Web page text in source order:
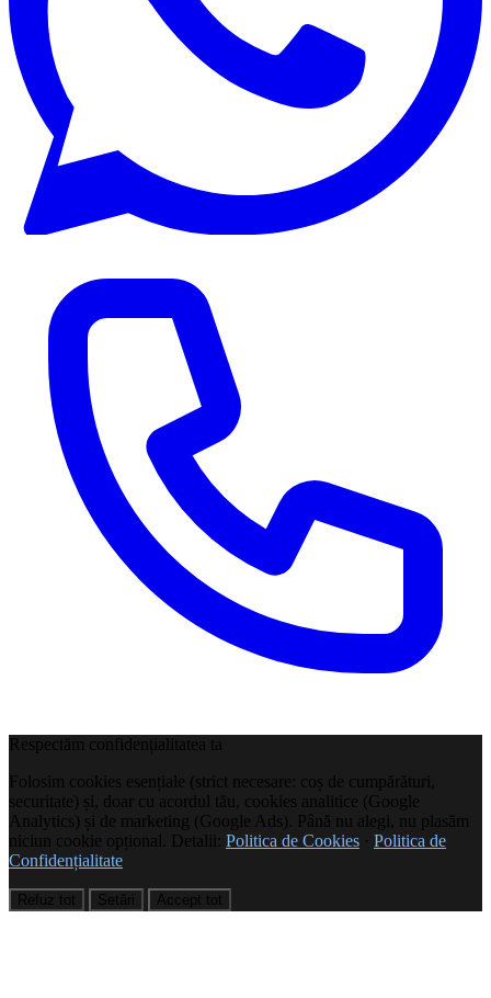
Respectăm confidențialitatea ta
Folosim cookies esențiale (strict necesare: coș de cumpărături,
securitate) și, doar cu acordul tău, cookies analitice (Google
Analytics) și de marketing (Google Ads). Până nu alegi, nu plasăm
niciun cookie opțional. Detalii: Politica de Cookies · Politica de
Confidențialitate
Refuz tot Setări Accept tot